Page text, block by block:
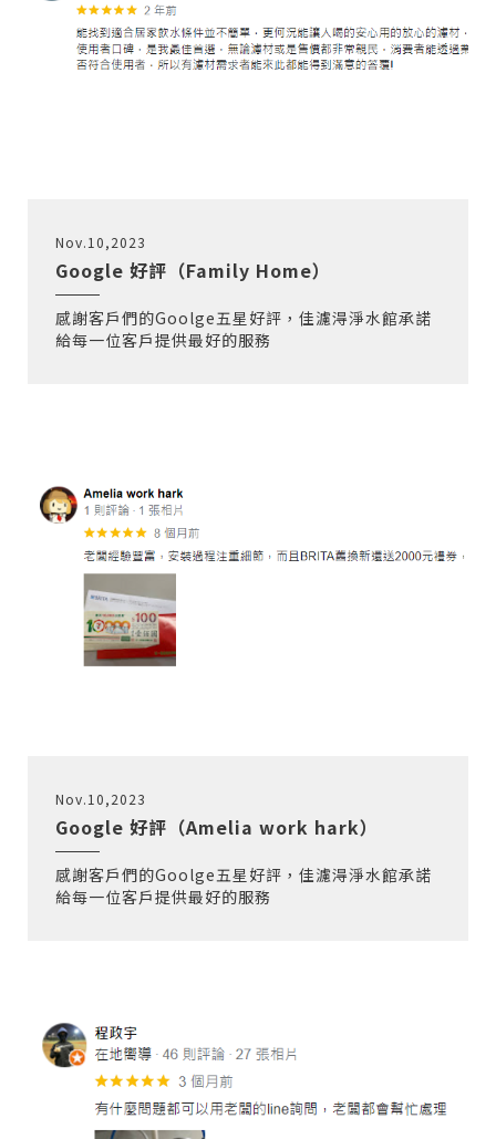
Nov.10,2023
Google 好評（Family Home）
感謝客戶們的Goolge五星好評，佳濾淂淨水館承諾
給每一位客戶提供最好的服務
Nov.10,2023
Google 好評（Amelia work hark）
感謝客戶們的Goolge五星好評，佳濾淂淨水館承諾
給每一位客戶提供最好的服務